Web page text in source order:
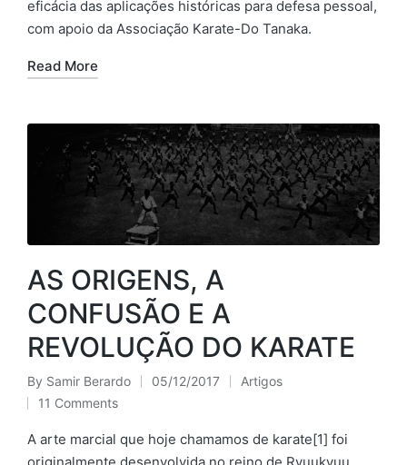
eficácia das aplicações históricas para defesa pessoal,
com apoio da Associação Karate-Do Tanaka.
Read More
AS ORIGENS, A
CONFUSÃO E A
REVOLUÇÃO DO KARATE
Posted
by
By Samir Berardo 05/12/2017
Posted
Artigos
11 Comments
A arte marcial que hoje chamamos de karate[1] foi